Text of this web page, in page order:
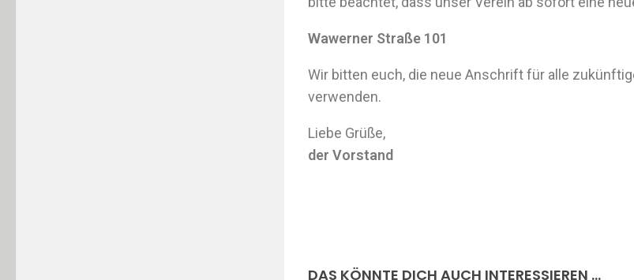
Wawerner Straße 101
Wir bitten euch, die neue Anschrift für alle
verwenden.
Liebe Grüße,
der Vorstand
DAS KÖNNTE DICH AUCH INTERESSIEREN …